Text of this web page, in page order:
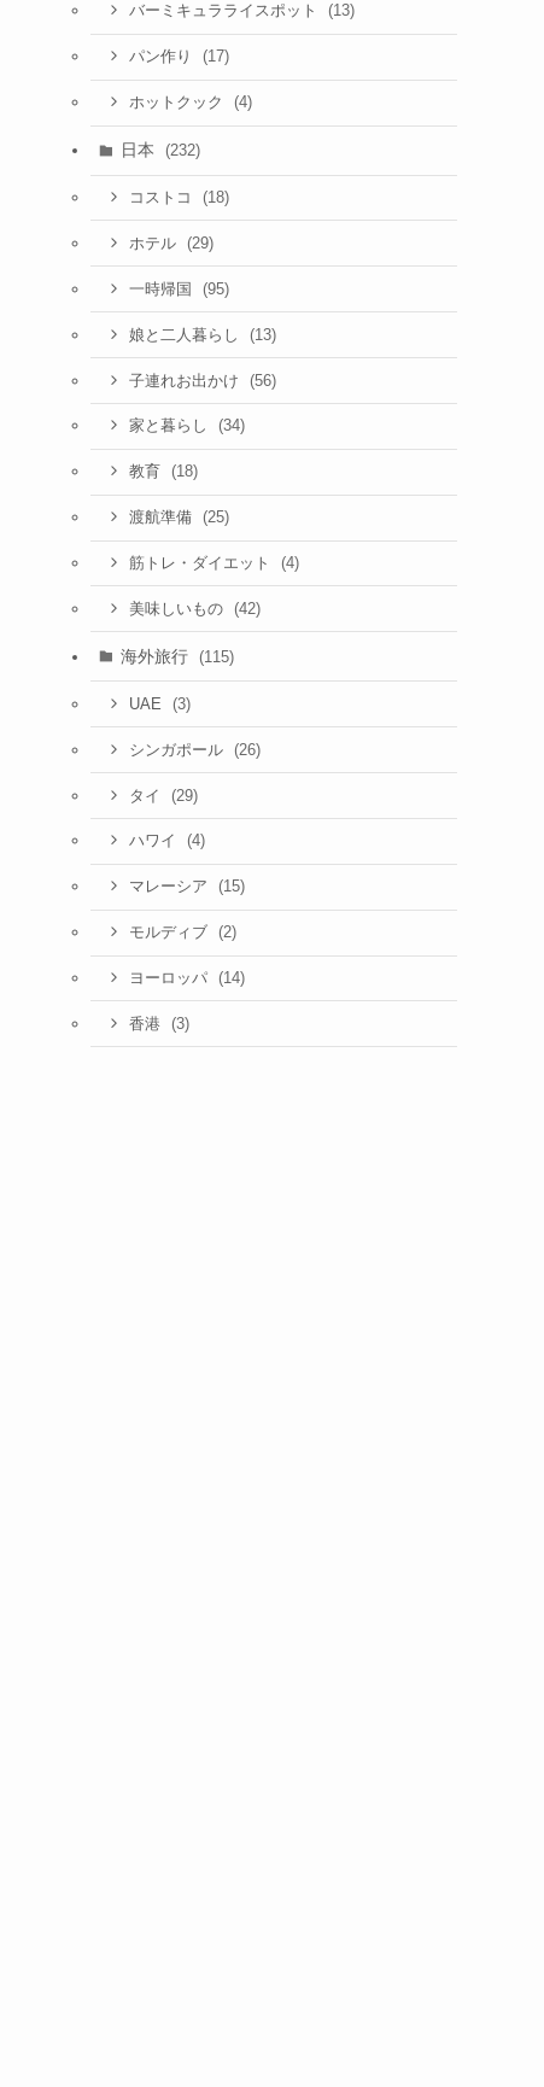
バーミキュラライスポット (13)
パン作り (17)
ホットクック (4)
日本 (232)
コストコ (18)
ホテル (29)
一時帰国 (95)
娘と二人暮らし (13)
子連れお出かけ (56)
家と暮らし (34)
教育 (18)
渡航準備 (25)
筋トレ・ダイエット (4)
美味しいもの (42)
海外旅行 (115)
UAE (3)
シンガポール (26)
タイ (29)
ハワイ (4)
マレーシア (15)
モルディブ (2)
ヨーロッパ (14)
香港 (3)